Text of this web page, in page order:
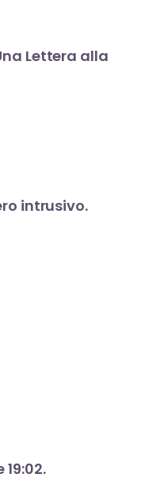
Lettera alla
intrusivo.